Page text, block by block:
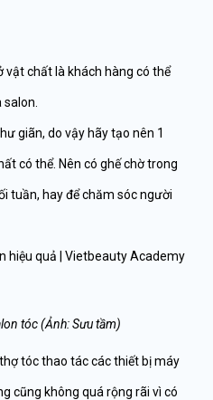
vật chất là khách hàng có thể
giãn, do vậy hãy tạo nên 1
có thể. Nên có ghế chờ trong
tuần, hay để chăm sóc người
tóc (Ảnh: Sưu tầm)
tóc thao tác các thiết bị máy
cũng không quá rộng rãi vì có